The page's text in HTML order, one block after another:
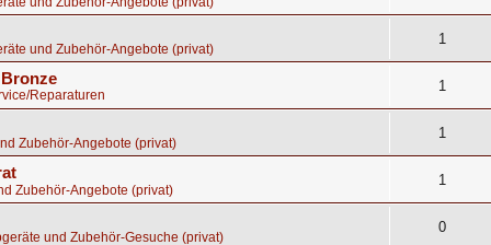
und Zubehör-Angebote (privat)
1
Reparaturen
1
Zubehör-Angebote (privat)
1
Zubehör-Angebote (privat)
1
und Zubehör-Gesuche (privat)
0